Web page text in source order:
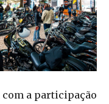
com a participação